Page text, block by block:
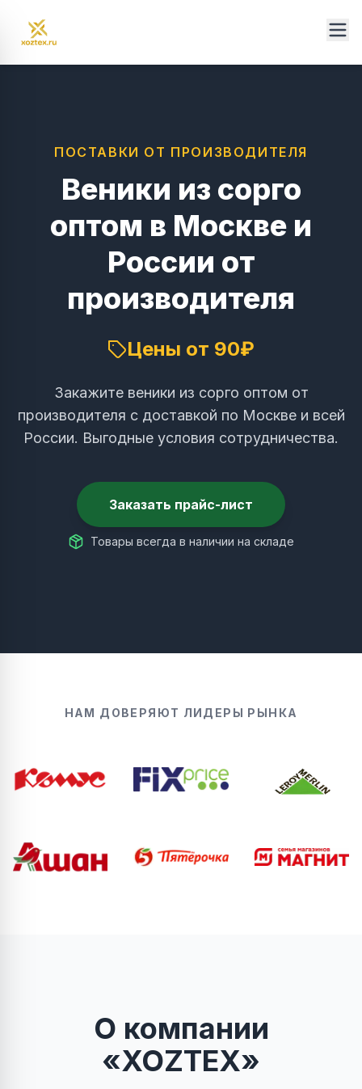
ПОСТАВКИ ОТ ПРОИЗВОДИТЕЛЯ
Веники из сорго
оптом в Москве и
России от
производителя
Цены от 90₽
Закажите веники из сорго оптом от
производителя с доставкой по Москве и всей
России. Выгодные условия сотрудничества.
Заказать прайс-лист
Товары всегда в наличии на складе
НАМ ДОВЕРЯЮТ ЛИДЕРЫ РЫНКА
О компании
«XOZTEX»